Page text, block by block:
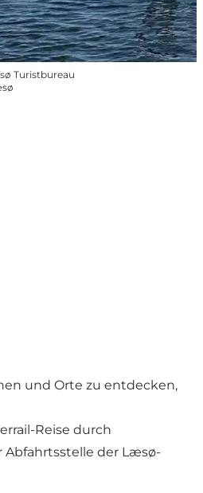
Turistbureau
und Orte zu entdecken,
Reise durch
Abfahrtsstelle der Læsø-